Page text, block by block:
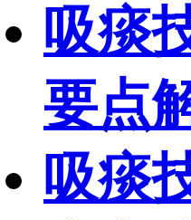
吸痰
要点
吸痰